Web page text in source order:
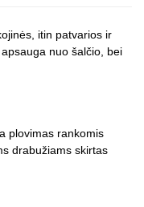
itin patvarios ir
nuo šalčio, bei
plovimas rankomis
drabužiams skirtas